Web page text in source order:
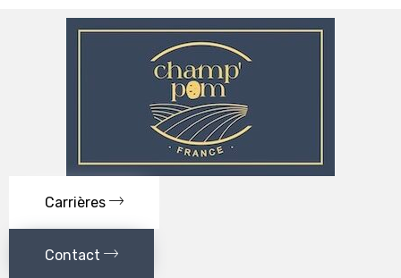
Carrières
Contact